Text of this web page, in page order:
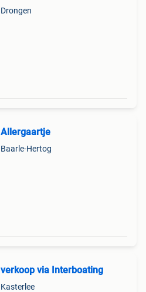
Drongen
Allergaartje
Baarle-Hertog
verkoop via Interboating
Kasterlee